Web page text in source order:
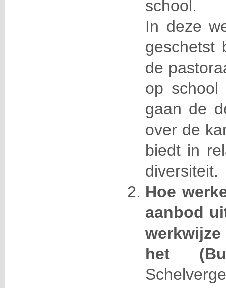
school.
In deze
geschetst
de
op school
gaan de
over de
biedt in
diversiteit.
Hoe
aanbod
het (